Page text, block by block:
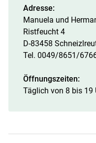
Adresse:
Manuela und
Ristfeucht 4
D-83458
Tel. 0049/8651/
Öffnungszeiten:
Täglich von 8 bis 19